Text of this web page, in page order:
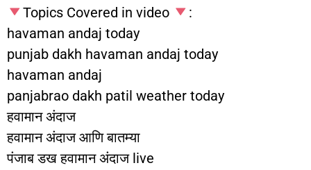
Topics Covered in video
:
havaman andaj today
punjab dakh havaman andaj today
havaman andaj
panjabrao dakh patil weather today
हवामान अंदाज
हवामान अंदाज आणि बातम्या
पंजाब डख हवामान अंदाज live